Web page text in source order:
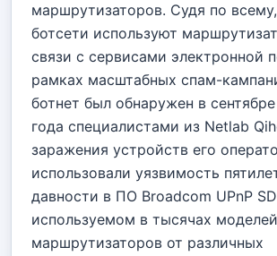
маршрутизаторов. Судя по
ботсети используют
связи с сервисами электронной
рамках масштабных спам-
ботнет был обнаружен в
года специалистами из Netlab
заражения устройств его
использовали уязвимость
давности в ПО Broadcom UPnP
используемом в тысячах моделей
маршрутизаторов от различных